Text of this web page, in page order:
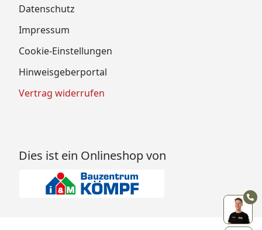
Datenschutz
Impressum
Cookie-Einstellungen
Hinweisgeberportal
Vertrag widerrufen
Dies ist ein Onlineshop von